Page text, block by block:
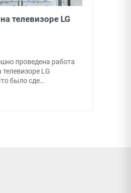
телевизоре LG
проведена работа
LG
было сде…